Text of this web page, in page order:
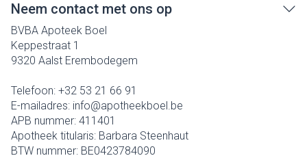
Neem contact met ons op
BVBA Apoteek Boel
Keppestraat 1
9320 Aalst Erembodegem
Telefoon: +32 53 21 66 91
E-mailadres: info@apotheekboel.be
APB nummer: 411401
Apotheek titularis: Barbara Steenhaut
BTW nummer: BE0423784090